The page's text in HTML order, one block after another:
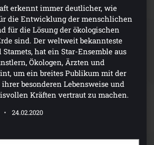
erkennt immer deutlicher, wie
die Entwicklung der menschlichen
für die Lösung der ökologischen
sind. Der weltweit bekannteste
hat ein Star-Ensemble aus
Ökologen, Ärzten und
um ein breites Publikum mit der
besonderen Lebensweise und
Kräften vertraut zu machen.
24.02.2020